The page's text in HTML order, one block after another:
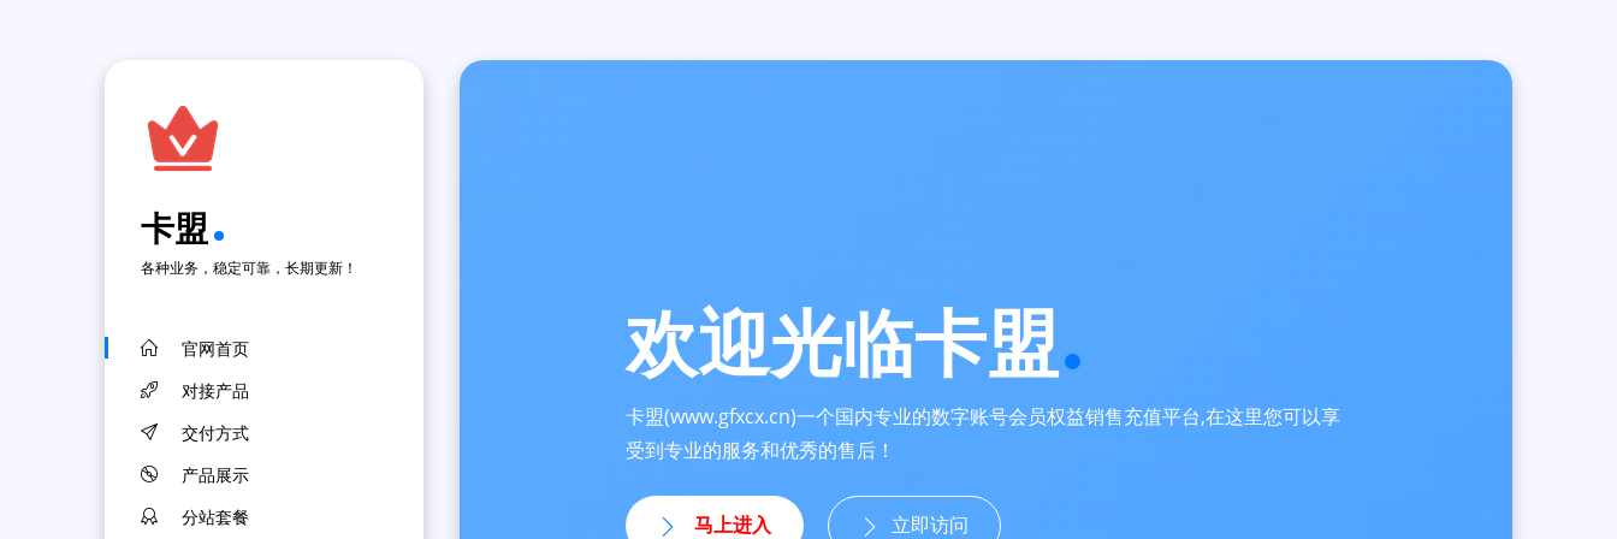
卡盟
各种业务，稳定可靠，长期更新！
官网首页
对接产品
交付方式
产品展示
分站套餐
欢迎光临卡盟
卡盟(www.gfxcx.cn)一个国内专业的数字账号会员权益销售充值平台,在这里您可以享
受到专业的服务和优秀的售后！
马上进入 立即访问